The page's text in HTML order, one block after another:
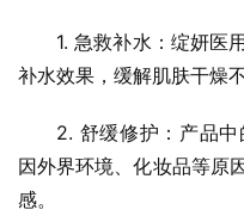
1. 急救补水：绽妍医
补水效果，缓解肌肤干燥
2. 舒缓修护：产品
因外界环境、化妆品等原
感。